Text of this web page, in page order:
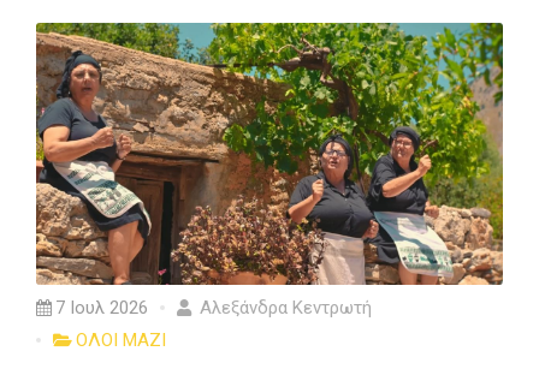
7 Ιουλ 2026
Αλεξάνδρα Κεντρωτή
ΟΛΟΙ ΜΑΖΙ